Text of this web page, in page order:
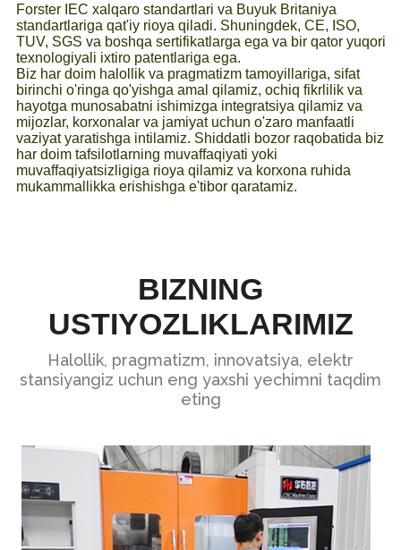
Forster IEC xalqaro standartlari va Buyuk Britaniya
standartlariga qat'iy rioya qiladi. Shuningdek, CE, ISO,
TUV, SGS va boshqa sertifikatlarga ega va bir qator yuqori
texnologiyali ixtiro patentlariga ega.
Biz har doim halollik va pragmatizm tamoyillariga, sifat
birinchi o'ringa qo'yishga amal qilamiz, ochiq fikrlilik va
hayotga munosabatni ishimizga integratsiya qilamiz va
mijozlar, korxonalar va jamiyat uchun o'zaro manfaatli
vaziyat yaratishga intilamiz. Shiddatli bozor raqobatida biz
har doim tafsilotlarning muvaffaqiyati yoki
muvaffaqiyatsizligiga rioya qilamiz va korxona ruhida
mukammallikka erishishga e'tibor qaratamiz.
BIZNING
USTIYOZLIKLARIMIZ
Halollik, pragmatizm, innovatsiya, elektr
stansiyangiz uchun eng yaxshi yechimni taqdim
eting